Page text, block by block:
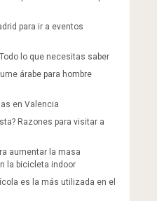
para ir a eventos
lo que necesitas saber
árabe para hombre
en Valencia
Razones para visitar a
aumentar la masa
la bicicleta indoor
es la más utilizada en el